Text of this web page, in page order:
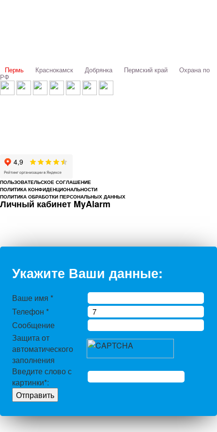
Пермь Краснокамск Добрянка Пермский край Охрана по
РФ
ПОЛЬЗОВАТЕЛЬСКОЕ СОГЛАШЕНИЕ
ПОЛИТИКА КОНФИДЕНЦИОНАЛЬНОСТИ
ПОЛИТИКА ОБРАБОТКИ ПЕРСОНАЛЬНЫХ ДАННЫХ
Личный кабинет MyAlarm
Укажите Ваши данные:
Ваше имя *
Телефон *
Сообщение
Защита от
автоматического
заполнения
Введите слово с
картинки*: